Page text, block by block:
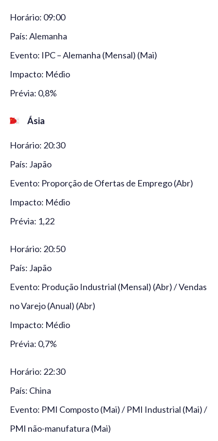
Horário: 09:00
País: Alemanha
Evento: IPC – Alemanha (Mensal) (Mai)
Impacto: Médio
Prévia: 0,8%
Ásia
Horário: 20:30
País: Japão
Evento: Proporção de Ofertas de Emprego (Abr)
Impacto: Médio
Prévia: 1,22
Horário: 20:50
País: Japão
Evento: Produção Industrial (Mensal) (Abr) / Vendas
no Varejo (Anual) (Abr)
Impacto: Médio
Prévia: 0,7%
Horário: 22:30
País: China
Evento: PMI Composto (Mai) / PMI Industrial (Mai) /
PMI não-manufatura (Mai)